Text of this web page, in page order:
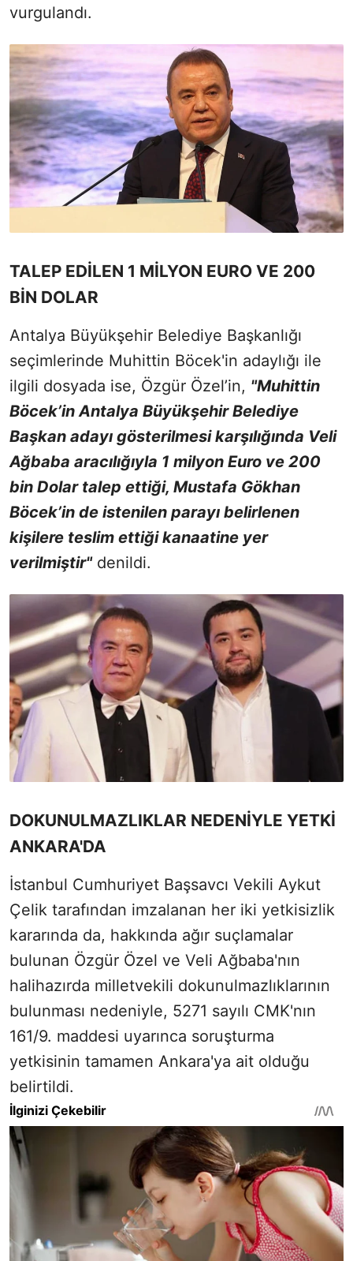
vurgulandı.
TALEP EDİLEN 1 MİLYON EURO VE 200
BİN DOLAR
Antalya Büyükşehir Belediye Başkanlığı
seçimlerinde Muhittin Böcek'in adaylığı ile
ilgili dosyada ise, Özgür Özel’in, "Muhittin
Böcek’in Antalya Büyükşehir Belediye
Başkan adayı gösterilmesi karşılığında Veli
Ağbaba aracılığıyla 1 milyon Euro ve 200
bin Dolar talep ettiği, Mustafa Gökhan
Böcek’in de istenilen parayı belirlenen
kişilere teslim ettiği kanaatine yer
verilmiştir"denildi.
DOKUNULMAZLIKLAR NEDENİYLE YETKİ
ANKARA'DA
İstanbul Cumhuriyet Başsavcı Vekili Aykut
Çelik tarafından imzalanan her iki yetkisizlik
kararında da, hakkında ağır suçlamalar
bulunan Özgür Özel ve Veli Ağbaba'nın
halihazırda milletvekili dokunulmazlıklarının
bulunması nedeniyle, 5271 sayılı CMK'nın
161/9. maddesi uyarınca soruşturma
yetkisinin tamamen Ankara'ya ait olduğu
belirtildi.